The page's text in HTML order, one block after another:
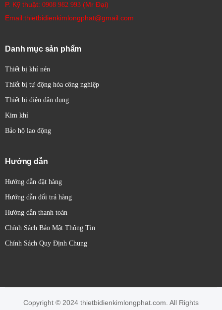
P. Kỹ thuật: 0908 982 993​ (Mr Đại)
Email:thietbidienkimlongphat@gmail.com
Danh mục sản phẩm
Thiết bị khí nén
Thiết bị tự động hóa công nghiệp
Thiết bị điện dân dụng
Kim khí
Bảo hộ lao động
Hướng dẫn
Hướng dẫn đặt hàng
Hướng dẫn đổi trả hàng
Hướng dẫn thanh toán
Chính Sách Bảo Mật Thông Tin
Chính Sách Quy Định Chung
Copyright © 2024 thietbidienkimlongphat.com. All Rights